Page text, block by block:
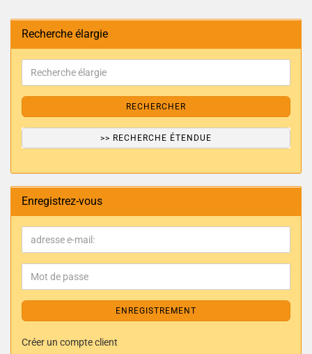
Recherche élargie
RECHERCHER
>> RECHERCHE ÉTENDUE
Enregistrez-vous
ENREGISTREMENT
Créer un compte client